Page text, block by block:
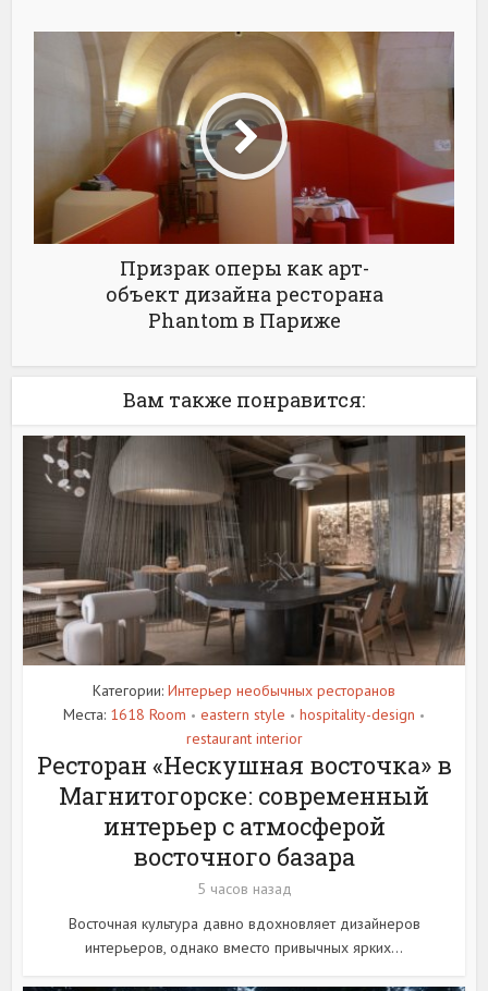
Призрак оперы как арт-
объект дизайна ресторана
Phantom в Париже
Вам также понравится:
Категории: Интерьер необычных ресторанов
Места: 1618 Room • eastern style • hospitality-design •
restaurant interior
Ресторан «Нескушная восточка» в
Магнитогорске: современный
интерьер с атмосферой
восточного базара
5 часов назад
Восточная культура давно вдохновляет дизайнеров
интерьеров, однако вместо привычных ярких...